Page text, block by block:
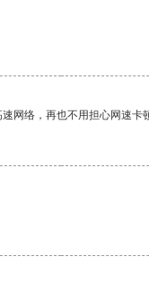
网络，再也不用担心网速卡